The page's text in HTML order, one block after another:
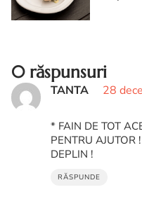
0 răspunsuri
TANTA 28
* FAIN DE TOT
PENTRU AJUTOR
DEPLIN !
RĂSPUNDE